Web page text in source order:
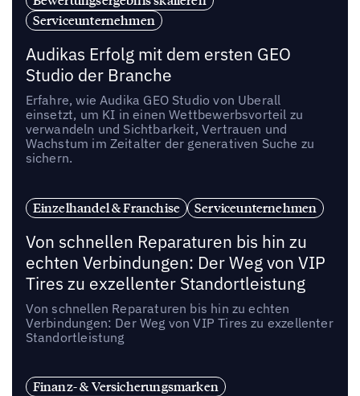
Serviceunternehmen
Audikas Erfolg mit dem ersten GEO
Studio der Branche
Erfahre, wie Audika GEO Studio von Uberall
einsetzt, um KI in einen Wettbewerbsvorteil zu
verwandeln und Sichtbarkeit, Vertrauen und
Wachstum im Zeitalter der generativen Suche zu
sichern.
Einzelhandel & Franchise Serviceunternehmen
Von schnellen Reparaturen bis hin zu
echten Verbindungen: Der Weg von VIP
Tires zu exzellenter Standortleistung
Von schnellen Reparaturen bis hin zu echten
Verbindungen: Der Weg von VIP Tires zu exzellenter
Standortleistung
Finanz- & Versicherungsmarken